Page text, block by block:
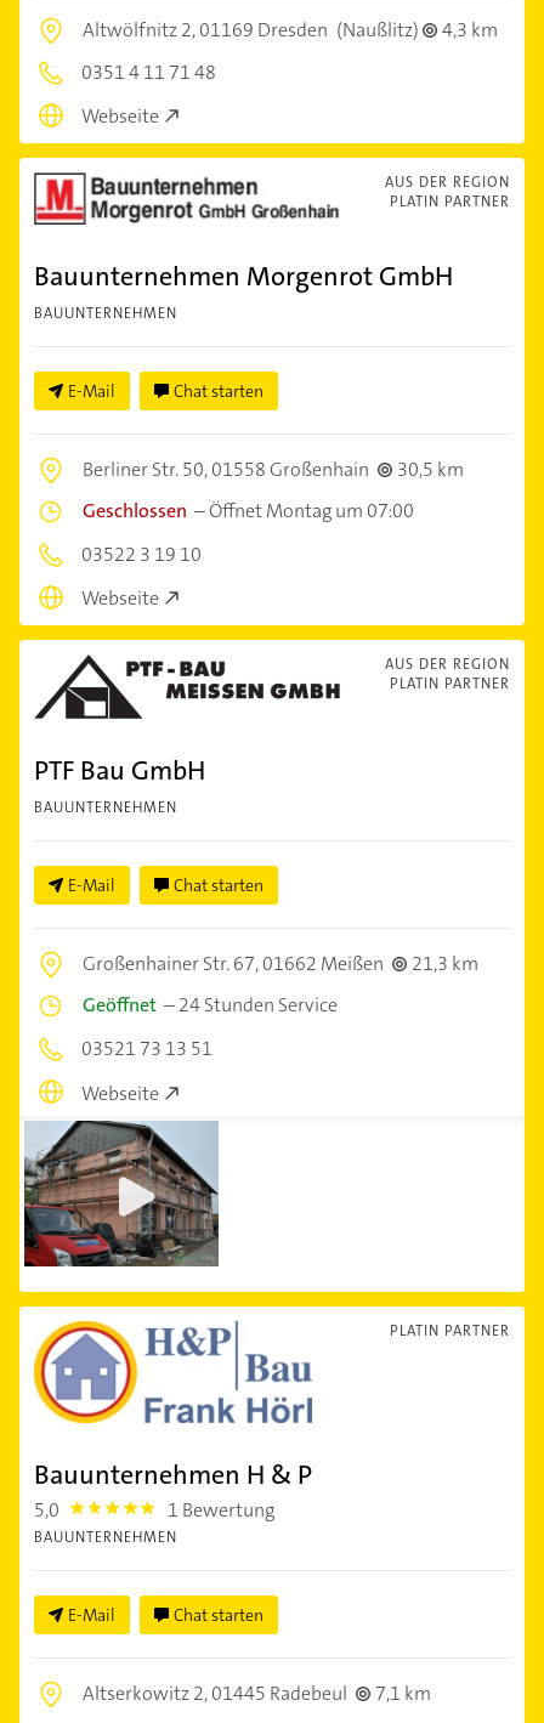
Altwölfnitz 2,01169 Dresden (Naußlitz)
4,3 km
0351 4 11 71 48
Webseite
AUS DER REGION
PLATIN PARTNER
Bauunternehmen Morgenrot GmbH
BAUUNTERNEHMEN
E-Mail Chat starten
Berliner Str. 50,01558 Großenhain
30,5 km
Geschlossen –Öffnet Montag um 07:00
03522 3 19 10
Webseite
AUS DER REGION
PLATIN PARTNER
PTF Bau GmbH
BAUUNTERNEHMEN
E-Mail Chat starten
Großenhainer Str. 67,01662 Meißen
21,3 km
Geöffnet –24 Stunden Service
03521 73 13 51
Webseite
PLATIN PARTNER
Bauunternehmen H & P
5,0 5.0 1 Bewertung
BAUUNTERNEHMEN
E-Mail Chat starten
Altserkowitz 2,01445 Radebeul
7,1 km